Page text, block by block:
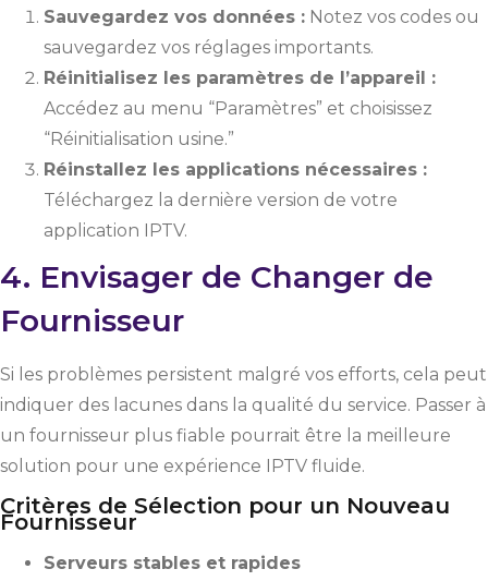
Sauvegardez vos données : Notez vos codes ou
sauvegardez vos réglages importants.
Réinitialisez les paramètres de l’appareil :
Accédez au menu “Paramètres” et choisissez
“Réinitialisation usine.”
Réinstallez les applications nécessaires :
Téléchargez la dernière version de votre
application IPTV.
4. Envisager de Changer de
Fournisseur
Si les problèmes persistent malgré vos efforts, cela peut
indiquer des lacunes dans la qualité du service. Passer à
un fournisseur plus fiable pourrait être la meilleure
solution pour une expérience IPTV fluide.
Critères de Sélection pour un Nouveau
Fournisseur
Serveurs stables et rapides